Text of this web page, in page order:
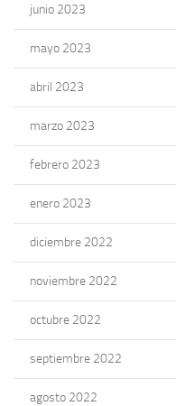
junio 2023
mayo 2023
abril 2023
marzo 2023
febrero 2023
enero 2023
diciembre 2022
noviembre 2022
octubre 2022
septiembre 2022
agosto 2022